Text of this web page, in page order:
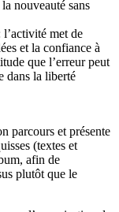
nouveauté sans
met de
et la confiance à
que l’erreur peut
dans la liberté
parcours et présente
(textes et
afin de
plutôt que le